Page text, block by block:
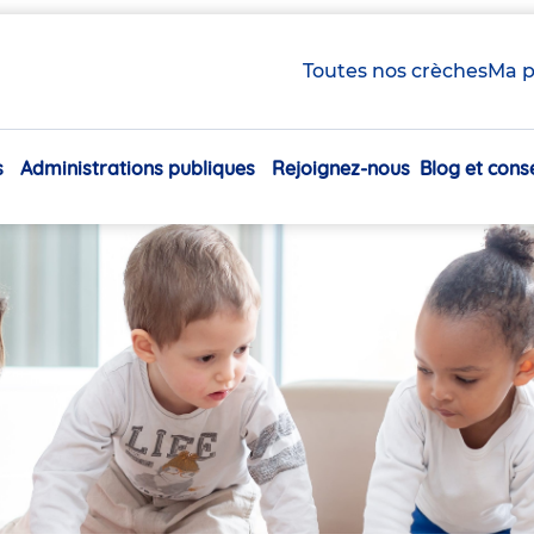
Toutes nos crèchesMa
Navigation
Administrations publiques Rejoignez-nous Blog et